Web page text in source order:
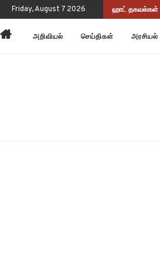
Friday, August 7 2026 ஹாட் தகவல்கள்
வடிவத்தில் இருந்திருக்கிறது!
அறிவியல் செய்திகள் அரசியல்